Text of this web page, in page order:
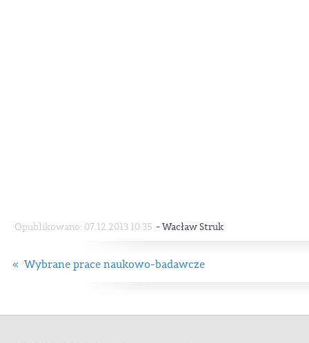
Opublikowano: 07.12.2013 10:35 -Wacław Struk
« Wybrane prace naukowo-badawcze